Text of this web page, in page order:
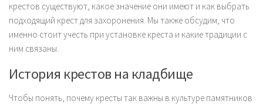
крестов существуют, какое значение они имеют и как выбрать
подходящий крест для захоронения. Мы также обсудим, что
именно стоит учесть при установке креста и какие традиции с
ним связаны.
История крестов на кладбище
Чтобы понять, почему кресты так важны в культуре памятников